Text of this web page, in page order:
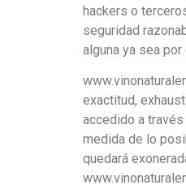
hackers o
seguridad
alguna ya sea
exactitud,
accedido a
medida de lo
quedará